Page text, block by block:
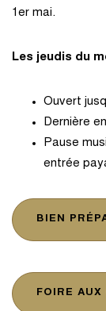
1er mai.
Les jeudis du
Ouvert
Dernière
Pause
entrée
BIEN
FOIRE AUX